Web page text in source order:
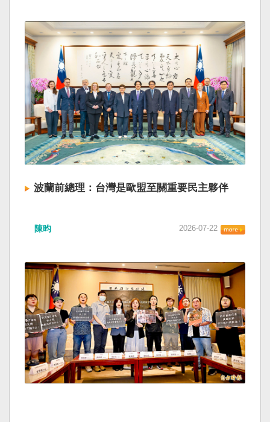
波蘭前總理：台灣是歐盟至關重要民主夥伴
陳昀 2026-07-22